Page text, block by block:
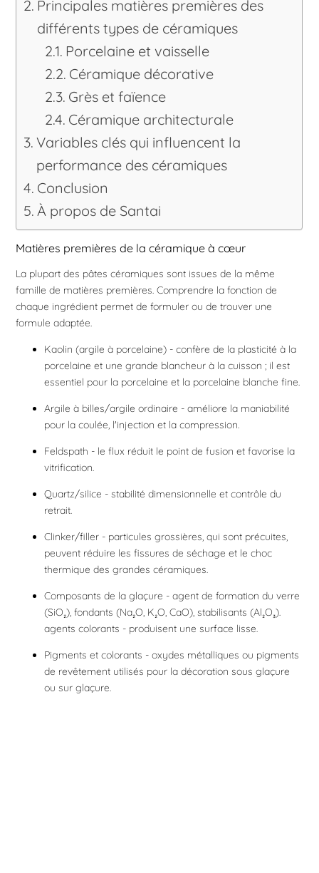
Principales matières premières des
différents types de céramiques
Porcelaine et vaisselle
Céramique décorative
Grès et faïence
Céramique architecturale
Variables clés qui influencent la
performance des céramiques
Conclusion
À propos de Santai
Matières premières de la céramique à cœur
La plupart des pâtes céramiques sont issues de la même
famille de matières premières. Comprendre la fonction de
chaque ingrédient permet de formuler ou de trouver une
formule adaptée.
Kaolin (argile à porcelaine) - confère de la plasticité à la
porcelaine et une grande blancheur à la cuisson ; il est
essentiel pour la porcelaine et la porcelaine blanche fine.
Argile à billes/argile ordinaire - améliore la maniabilité
pour la coulée, l'injection et la compression.
Feldspath - le flux réduit le point de fusion et favorise la
vitrification.
Quartz/silice - stabilité dimensionnelle et contrôle du
retrait.
Clinker/filler - particules grossières, qui sont précuites,
peuvent réduire les fissures de séchage et le choc
thermique des grandes céramiques.
Composants de la glaçure - agent de formation du verre
(SiO₂), fondants (Na₂O, K₂O, CaO), stabilisants (Al₂O₃).
agents colorants - produisent une surface lisse.
Pigments et colorants - oxydes métalliques ou pigments
de revêtement utilisés pour la décoration sous glaçure
ou sur glaçure.